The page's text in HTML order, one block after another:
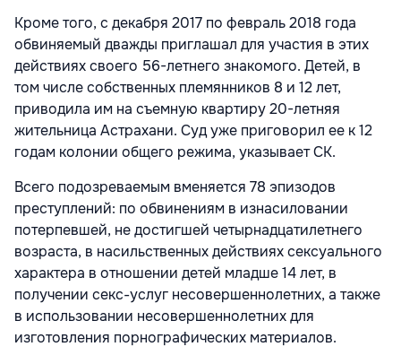
Кроме того, с декабря 2017 по февраль 2018 года
обвиняемый дважды приглашал для участия в этих
действиях своего 56-летнего знакомого. Детей, в
том числе собственных племянников 8 и 12 лет,
приводила им на съемную квартиру 20-летняя
жительница Астрахани. Суд уже приговорил ее к 12
годам колонии общего режима, указывает СК.
Всего подозреваемым вменяется 78 эпизодов
преступлений: по обвинениям в изнасиловании
потерпевшей, не достигшей четырнадцатилетнего
возраста, в насильственных действиях сексуального
характера в отношении детей младше 14 лет, в
получении секс-услуг несовершеннолетних, а также
в использовании несовершеннолетних для
изготовления порнографических материалов.